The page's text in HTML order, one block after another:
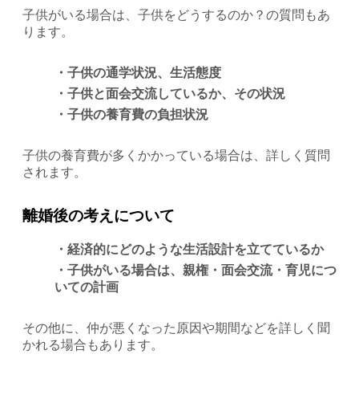
子供がいる場合は、子供をどうするのか？の質問もあ
ります。
・子供の通学状況、生活態度
・子供と面会交流しているか、その状況
・子供の養育費の負担状況
子供の養育費が多くかかっている場合は、詳しく質問
されます。
離婚後の考えについて
・経済的にどのような生活設計を立てているか
・子供がいる場合は、親権・面会交流・育児につ
いての計画
その他に、仲が悪くなった原因や期間などを詳しく聞
かれる場合もあります。